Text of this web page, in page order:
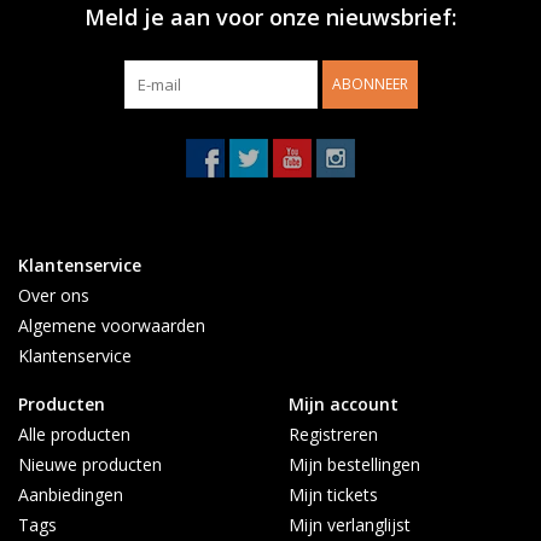
zelf STABU-bestekken van producten willen opstellen (tot
maximaal 500 woorden).
Meld je aan voor onze nieuwsbrief:
ABONNEER
Klantenservice
Over ons
Algemene voorwaarden
Klantenservice
Producten
Alle producten
Nieuwe producten
Aanbiedingen
Tags
Mijn account
Registreren
Mijn bestellingen
Mijn tickets
Mijn verlanglijst